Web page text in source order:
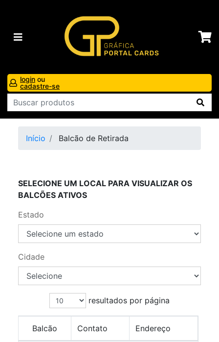
login ou
cadastre-se
Início Balcão de Retirada
SELECIONE UM LOCAL PARA VISUALIZAR OS
BALCÕES ATIVOS
Estado
Cidade
resultados por página
Balcão Contato Endereço